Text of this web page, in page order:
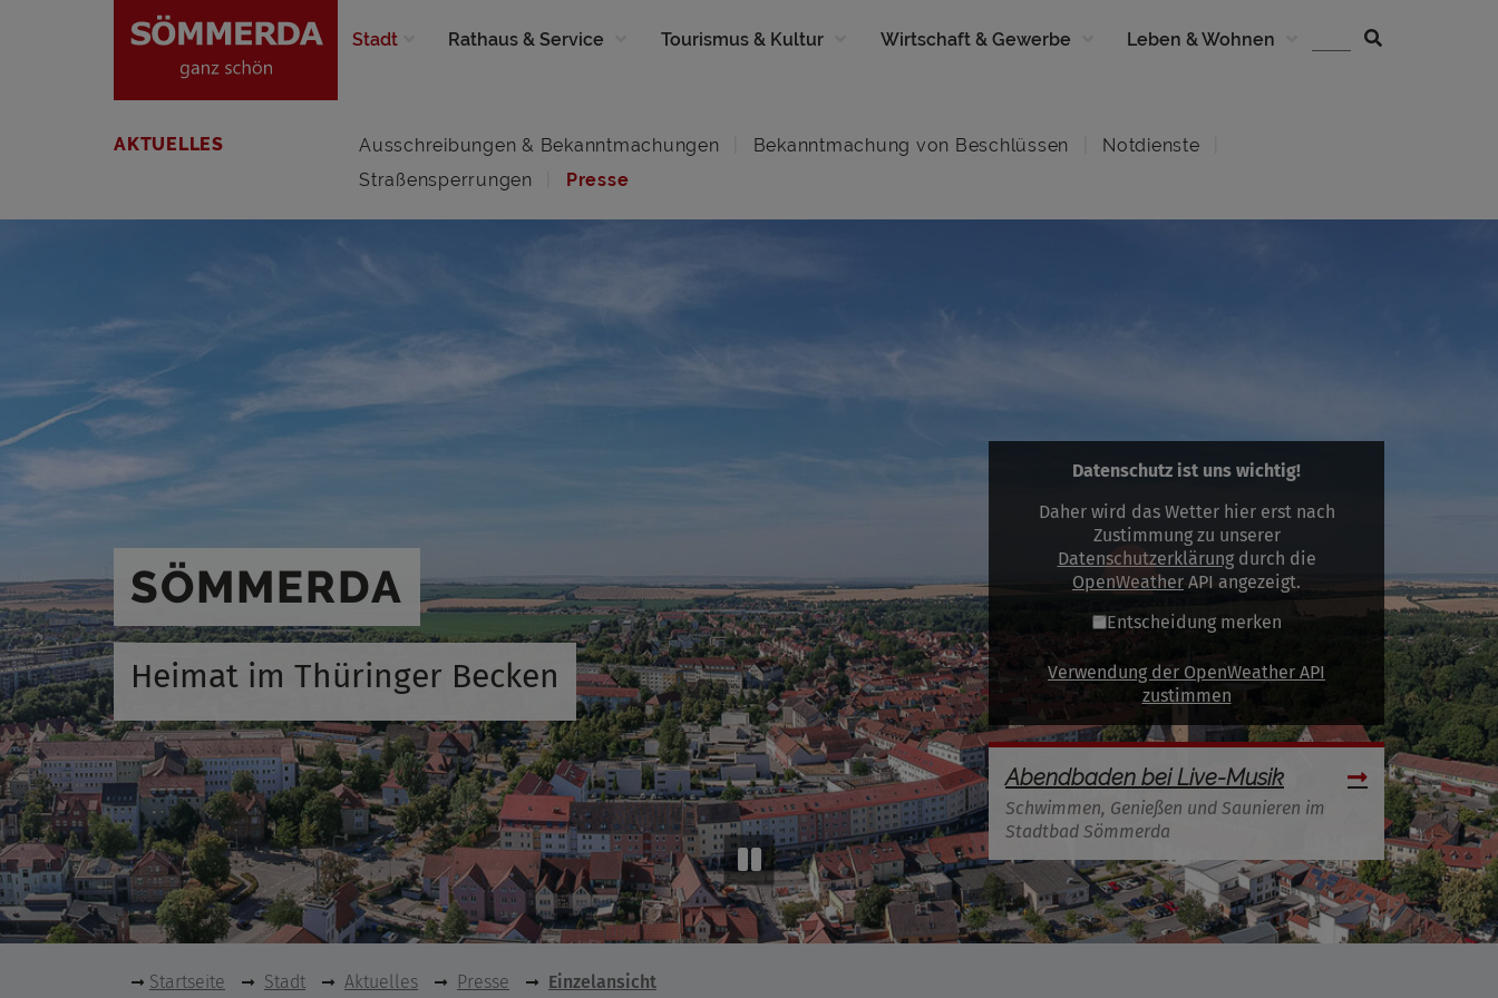
Stadt Rathaus & Service Tourismus & Kultur Wirtschaft & Gewerbe Leben & Wohnen
AKTUELLES Ausschreibungen & Bekanntmachungen Bekanntmachung von Beschlüssen
Notdienste
Straßensperrungen
Presse
SÖMMERDA
Heimat im Thüringer Becken
Datenschutz ist uns wichtig!
Daher wird das Wetter hier erst nach
Zustimmung zu unserer
Datenschutzerklärungdurch die
OpenWeather API angezeigt.
Entscheidung merken
Verwendung der OpenWeather API
zustimmen
Abendbaden bei Live-Musik
Schwimmen, Genießen und Saunieren im
Stadtbad Sömmerda
Startseite Stadt Aktuelles Presse Einzelansicht